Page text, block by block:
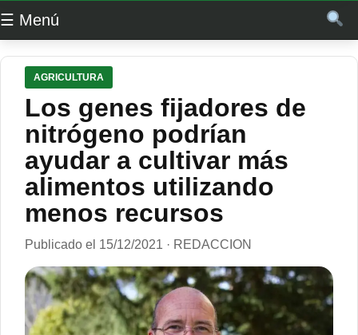
☰ Menú
AGRICULTURA
Los genes fijadores de
nitrógeno podrían
ayudar a cultivar más
alimentos utilizando
menos recursos
Publicado el 15/12/2021 · REDACCION